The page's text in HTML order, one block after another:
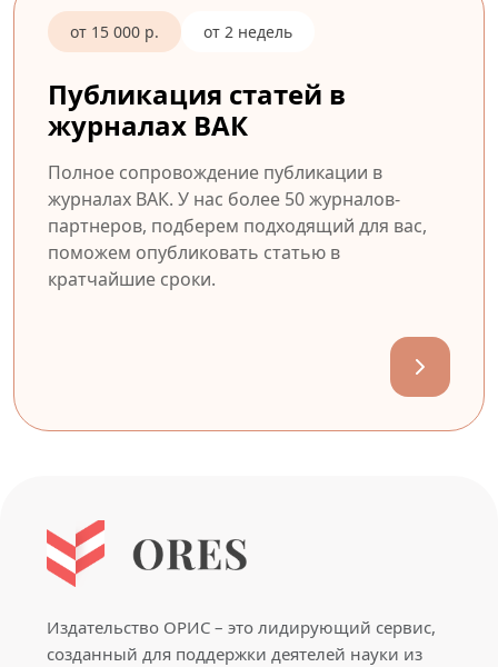
от 15 000 р. от 2 недель
Публикация статей в
журналах ВАК
Полное сопровождение публикации в
журналах ВАК. У нас более 50 журналов-
партнеров, подберем подходящий для вас,
поможем опубликовать статью в
кратчайшие сроки.
Издательство ОРИС – это лидирующий сервис,
созданный для поддержки деятелей науки из